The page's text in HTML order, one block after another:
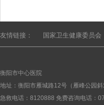
友情链接： 国家卫生健康委员会
衡阳市中心医院
地址：衡阳市雁城路12号（雁峰公园
急救电话：8120888 免费咨询电话：